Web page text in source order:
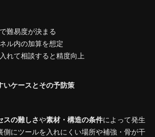
難易度が決まる
ル内の加算を想定
れて相談すると精度向上
いケースとその予防策
スの難しさや素材・構造の条件によって発生
側にツールを入れにくい場所や補強・骨が干